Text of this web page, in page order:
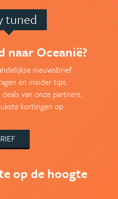
tuned
naar Oceanië?
nieuwsbrief
en insider tips.
van onze partners.
kortingen op
op de hoogte